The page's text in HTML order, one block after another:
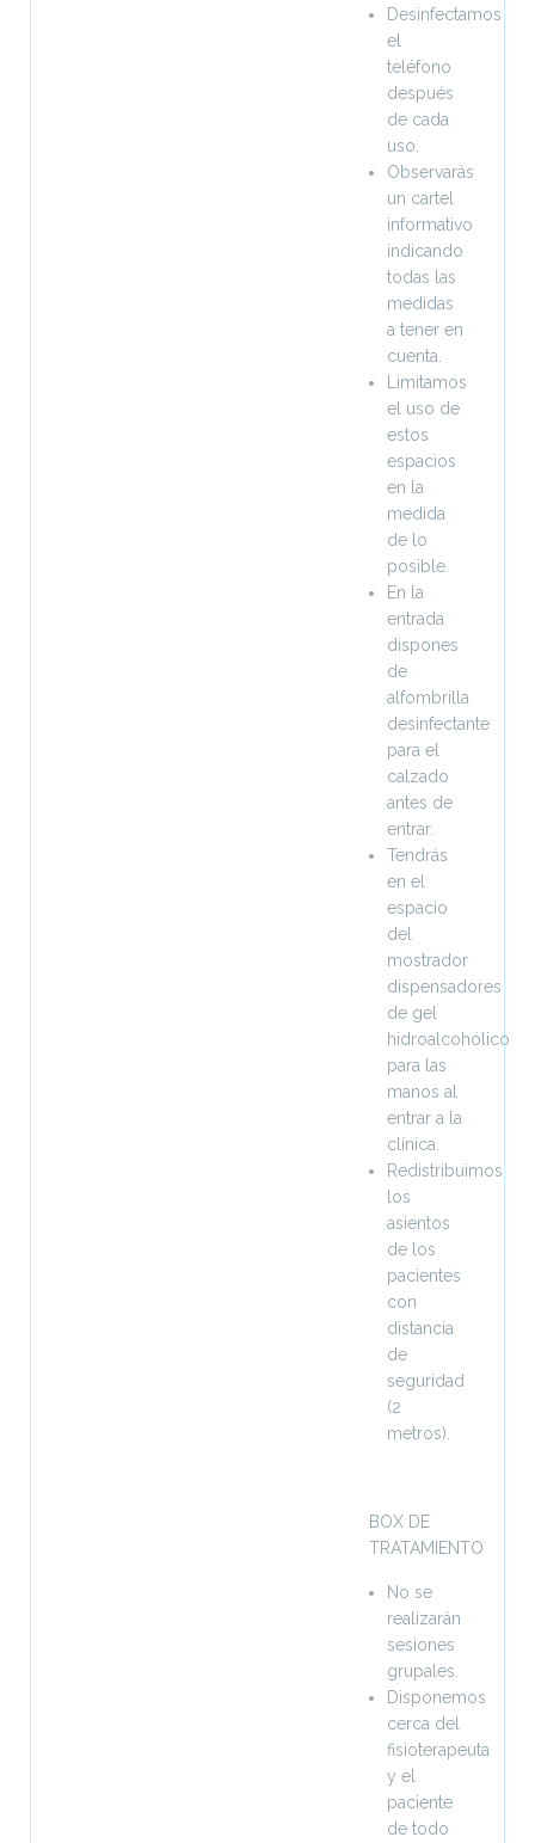
Desinfectamos
el
teléfono
después
de cada
uso.
Observarás
un cartel
informativo
indicando
todas las
medidas
a tener en
cuenta.
Limitamos
el uso de
estos
espacios
en la
medida
de lo
posible.
En la
entrada
dispones
de
alfombrilla
desinfectante
para el
calzado
antes de
entrar.
Tendrás
en el
espacio
del
mostrador
dispensadores
de gel
hidroalcohólico
para las
manos al
entrar a la
clínica.
Redistribuimos
los
asientos
de los
pacientes
con
distancia
de
seguridad
(2
metros).
BOX DE
TRATAMIENTO
No se
realizarán
sesiones
grupales.
Disponemos
cerca del
fisioterapeuta
y el
paciente
de todo